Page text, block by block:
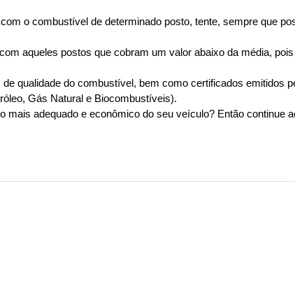
o combustível de determinado posto, tente, sempre que
aqueles postos que cobram um valor abaixo da média,
qualidade do combustível, bem como certificados emitidos
Gás Natural e Biocombustíveis).
adequado e econômico do seu veículo? Então continue